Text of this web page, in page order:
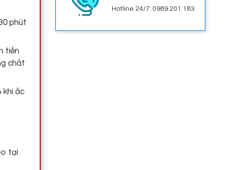
phút
tiền
chất
khi ắc
tại
Hotline 24/7: 0989 201 183